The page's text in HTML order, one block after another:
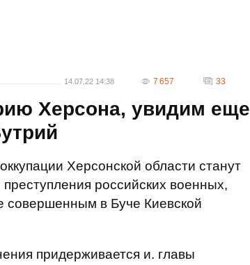
14.07.22 14:38 7 657 33
Херсона, увидим еще
Херсонской области станут
преступления российских военных,
совершенным в Буче Киевской
придерживается и. главы